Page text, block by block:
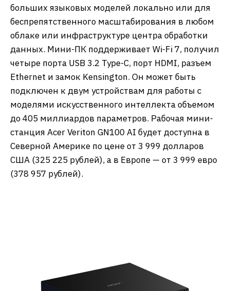
больших языковых моделей локально или для
беспрепятственного масштабирования в любом
облаке или инфраструктуре центра обработки
данных. Мини-ПК поддерживает Wi-Fi 7, получил
четыре порта USB 3.2 Type-C, порт HDMI, разъем
Ethernet и замок Kensington. Он может быть
подключен к двум устройствам для работы с
моделями искусственного интеллекта объемом
до 405 миллиардов параметров. Рабочая мини-
станция Acer Veriton GN100 AI будет доступна в
Северной Америке по цене от 3 999 долларов
США (325 225 рублей), а в Европе — от 3 999 евро
(378 957 рублей).